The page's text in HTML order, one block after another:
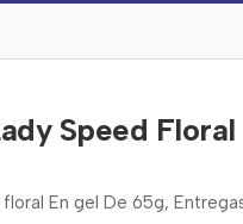
Speed
En gel De 65g,